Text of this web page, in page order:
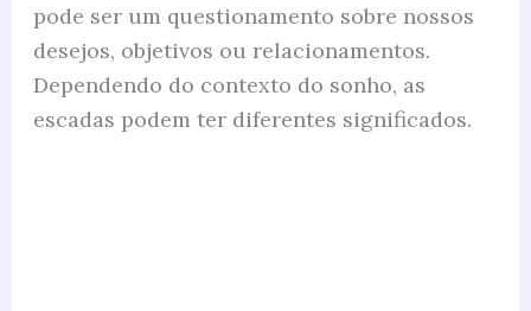
pode ser um questionamento sobre nossos
desejos, objetivos ou relacionamentos.
Dependendo do contexto do sonho, as
escadas podem ter diferentes significados.